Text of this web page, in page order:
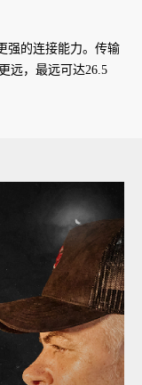
强的连接能力。传输
远，最远可达26.5